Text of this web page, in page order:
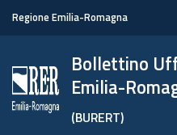
Regione Emilia-Romagna
Bollettino
Emilia-
(BURERT)